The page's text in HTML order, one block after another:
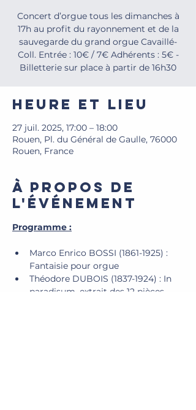
Concert d’orgue tous les dimanches à
17h au profit du rayonnement et de la
sauvegarde du grand orgue Cavaillé-
Coll. Entrée : 10€ / 7€ Adhérents : 5€ -
Billetterie sur place à partir de 16h30
Heure et lieu
27 juil. 2025, 17:00 – 18:00
Rouen, Pl. du Général de Gaulle, 76000
Rouen, France
À propos de
l'événement
Programme :
Marco Enrico BOSSI (1861-1925) :
Fantaisie pour orgue
Théodore DUBOIS (1837-1924) : In
paradisum, extrait des 12 pièces